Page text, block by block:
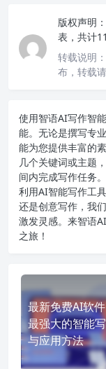
版权声明：
表，共计
转载说明：
布，转载
使用智语AI写作智
能。无论是撰写专
能为您提供丰富的
几个关键词或主题
间内完成写作任务。
利用AI智能写作工
还是创意写作，我
激发灵感。来智语
之旅！
最新免费AI软
最强大的智能
与应用方法